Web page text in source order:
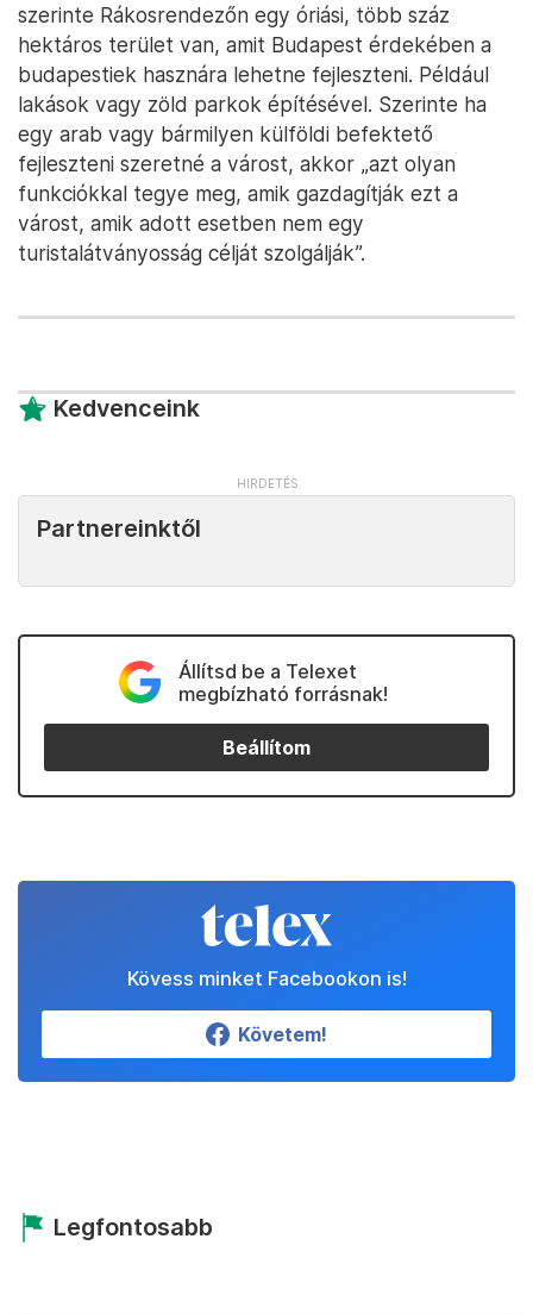
szerinte Rákosrendezőn egy óriási, több száz
hektáros terület van, amit Budapest érdekében a
budapestiek hasznára lehetne fejleszteni. Például
lakások vagy zöld parkok építésével. Szerinte ha
egy arab vagy bármilyen külföldi befektető
fejleszteni szeretné a várost, akkor „azt olyan
funkciókkal tegye meg, amik gazdagítják ezt a
várost, amik adott esetben nem egy
turistalátványosság célját szolgálják”.
Kedvenceink
Partnereinktől
Állítsd be a Telexet
megbízható forrásnak!
Beállítom
Kövess minket Facebookon is!
Követem!
Legfontosabb